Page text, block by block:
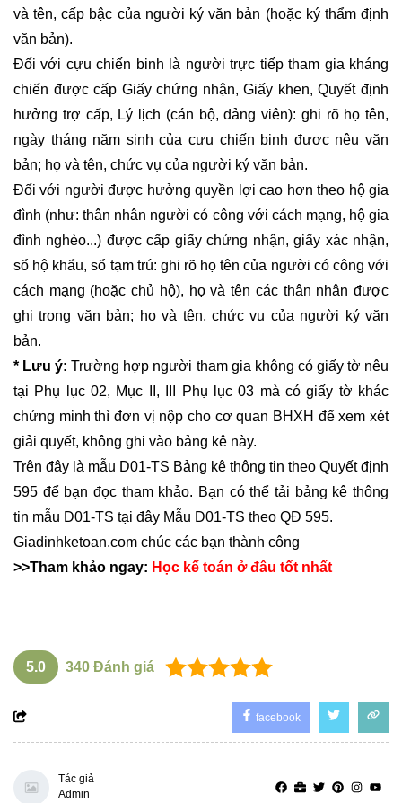
và tên, cấp bậc của người ký văn bản (hoặc ký thẩm định
văn bản).
Đối với cựu chiến binh là người trực tiếp tham gia kháng
chiến được cấp Giấy chứng nhận, Giấy khen, Quyết định
hưởng trợ cấp, Lý lịch (cán bộ, đảng viên): ghi rõ họ tên,
ngày tháng năm sinh của cựu chiến binh được nêu văn
bản; họ và tên, chức vụ của người ký văn bản.
Đối với người được hưởng quyền lợi cao hơn theo hộ gia
đình (như: thân nhân người có công với cách mạng, hộ gia
đình nghèo...) được cấp giấy chứng nhận, giấy xác nhận,
sổ hộ khẩu, sổ tạm trú: ghi rõ họ tên của người có công với
cách mạng (hoặc chủ hộ), họ và tên các thân nhân được
ghi trong văn bản; họ và tên, chức vụ của người ký văn
bản.
* Lưu ý: Trường hợp người tham gia không có giấy tờ nêu
tại Phụ lục 02, Mục II, III Phụ lục 03 mà có giấy tờ khác
chứng minh thì đơn vị nộp cho cơ quan BHXH để xem xét
giải quyết, không ghi vào bảng kê này.
Trên đây là mẫu D01-TS Bảng kê thông tin theo Quyết định
595 để bạn đọc tham khảo. Bạn có thể tải bảng kê thông
tin mẫu D01-TS tại đây Mẫu D01-TS theo QĐ 595.
Giadinhketoan.com chúc các bạn thành công
>>Tham khảo ngay: Học kế toán ở đâu tốt nhất
5.0 340 Đánh giá
facebook
Tác giả
Admin